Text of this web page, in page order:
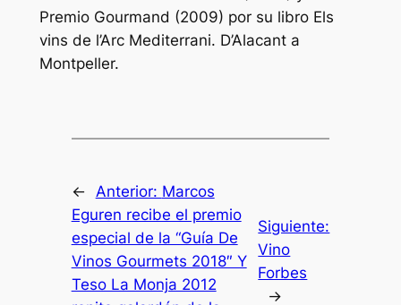
Premio Gourmand (2009) por su libro Els
vins de l’Arc Mediterrani. D’Alacant a
Montpeller.
← Anterior: Marcos
Eguren recibe el premio
especial de la “Guía De
Vinos Gourmets 2018″ Y
Teso La Monja 2012
Siguiente:
Vino
Forbes
→